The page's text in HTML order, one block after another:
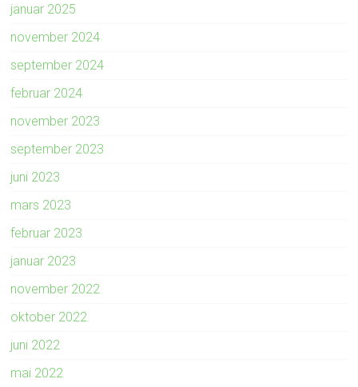
januar 2025
november 2024
september 2024
februar 2024
november 2023
september 2023
juni 2023
mars 2023
februar 2023
januar 2023
november 2022
oktober 2022
juni 2022
mai 2022